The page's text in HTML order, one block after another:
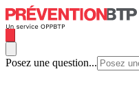
Posez une question...